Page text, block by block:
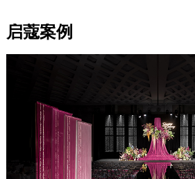
启蔻案例